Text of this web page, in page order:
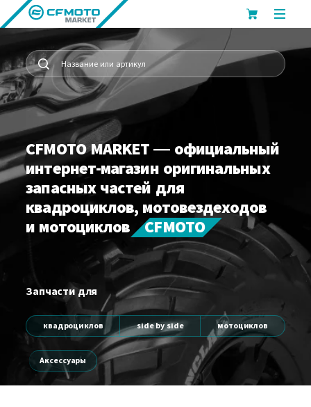
меню
CFMOTO MARKET — официальный
интернет-магазин оригинальных
запасных частей для
квадроциклов, мотовездеходов
и мотоциклов
CFMOTO
Запчасти для
квадроциклов side by side мотоциклов
Аксессуары